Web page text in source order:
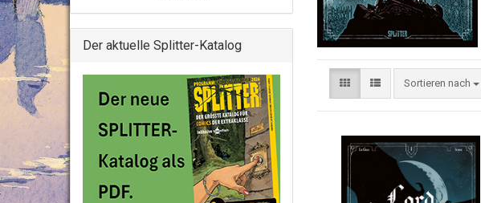
Sortieren nach
Der aktuelle Splitter-Katalog